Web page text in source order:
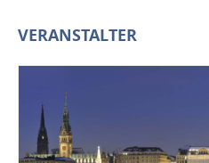
VERANSTALTER